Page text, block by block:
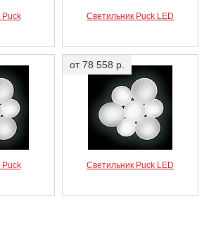
Puck Светильник Puck LED
Puck
от 78 558 р.
Светильник Puck LED